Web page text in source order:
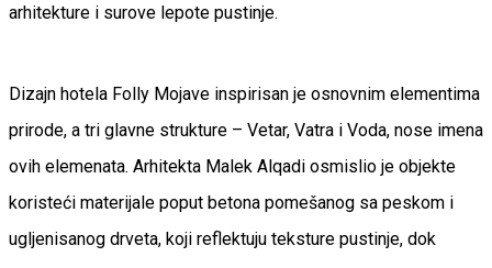
arhitekture i surove lepote pustinje.
Dizajn hotela Folly Mojave inspirisan je osnovnim elementima
prirode, a tri glavne strukture – Vetar, Vatra i Voda, nose imena
ovih elemenata. Arhitekta Malek Alqadi osmislio je objekte
koristeći materijale poput betona pomešanog sa peskom i
ugljenisanog drveta, koji reflektuju teksture pustinje, dok